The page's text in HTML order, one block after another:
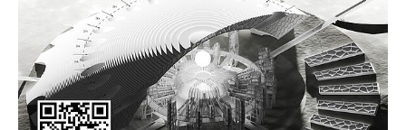
Documents and Downloads